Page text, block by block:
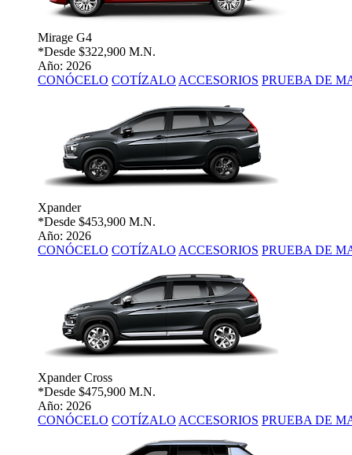
Mirage G4
*Desde $322,900 M.N.
Año: 2026
CONÓCELO COTÍZALO ACCESORIOS PRUEBA DE
Xpander
*Desde $453,900 M.N.
Año: 2026
CONÓCELO COTÍZALO ACCESORIOS PRUEBA DE
Xpander Cross
*Desde $475,900 M.N.
Año: 2026
CONÓCELO COTÍZALO ACCESORIOS PRUEBA DE